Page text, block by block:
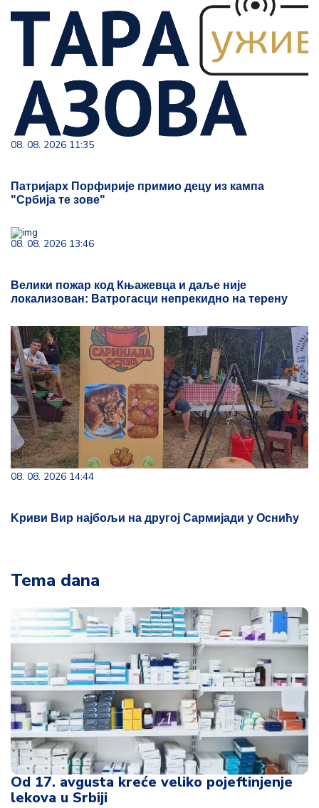
08. 08. 2026 11:35
Патријарх Порфирије примио децу из кампа
"Србија те зове"
08. 08. 2026 13:46
Велики пожар код Књажевца и даље није
локализован: Ватрогасци непрекидно на терену
08. 08. 2026 14:44
Kриви Вир најбољи на другој Сармијади у Оснићу
Tema dana
Od 17. avgusta kreće veliko pojeftinjenje
lekova u Srbiji